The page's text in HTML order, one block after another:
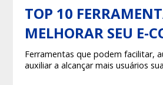
TOP 10
MELHORAR SEU E-
Ferramentas que podem facilitar,
auxiliar a alcançar mais usuários